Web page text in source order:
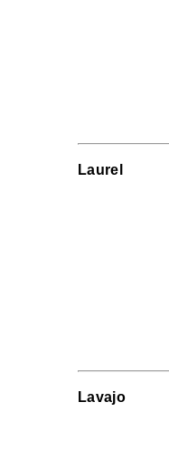
Laurel
Lavajo